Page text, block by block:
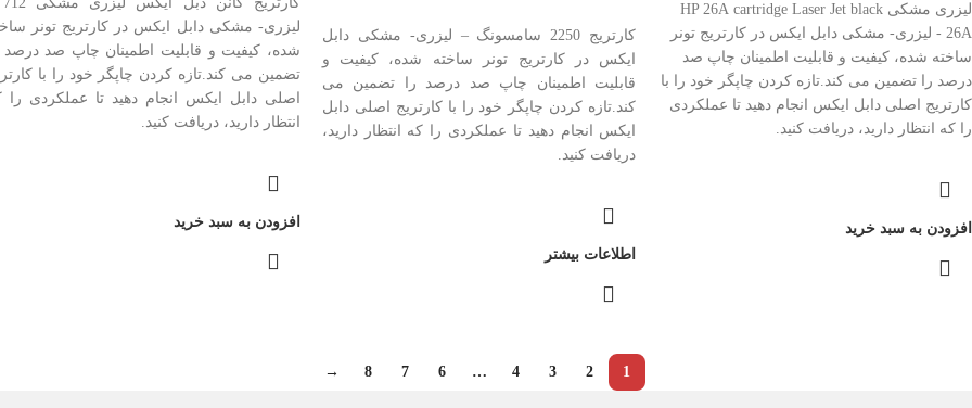
لیزری مشکی HP 26A
cartridge Laser Jet black
26A - لیزری- مشکی دابل ایکس در کارتریج تونر
ساخته شده، کیفیت و قابلیت اطمینان چاپ صد
درصد را تضمین می کند.تازه کردن چاپگر خود را با
کارتریج اصلی دابل ایکس انجام دهید تا عملکردی
را که انتظار دارید، دریافت کنید.
افزودن به سبد خرید
کارتریج 2250 سامسونگ – لیزری- مشکی دابل
ایکس در کارتریج تونر ساخته شده، کیفیت و
قابلیت اطمینان چاپ صد درصد را تضمین می
کند.تازه کردن چاپگر خود را با کارتریج اصلی دابل
ایکس انجام دهید تا عملکردی را که انتظار دارید،
دریافت کنید.
اطلاعات بیشتر
لیزری- مشکی دابل ایکس در کارتریج تونر
شده، کیفیت و قابلیت اطمینان چاپ صد درصد
تضمین می کند.تازه کردن چاپگر خود را با
اصلی دابل ایکس انجام دهید تا عملکردی را
انتظار دارید، دریافت کنید.
افزودن به سبد خرید
1
2
3
4
…
6
7
8
→